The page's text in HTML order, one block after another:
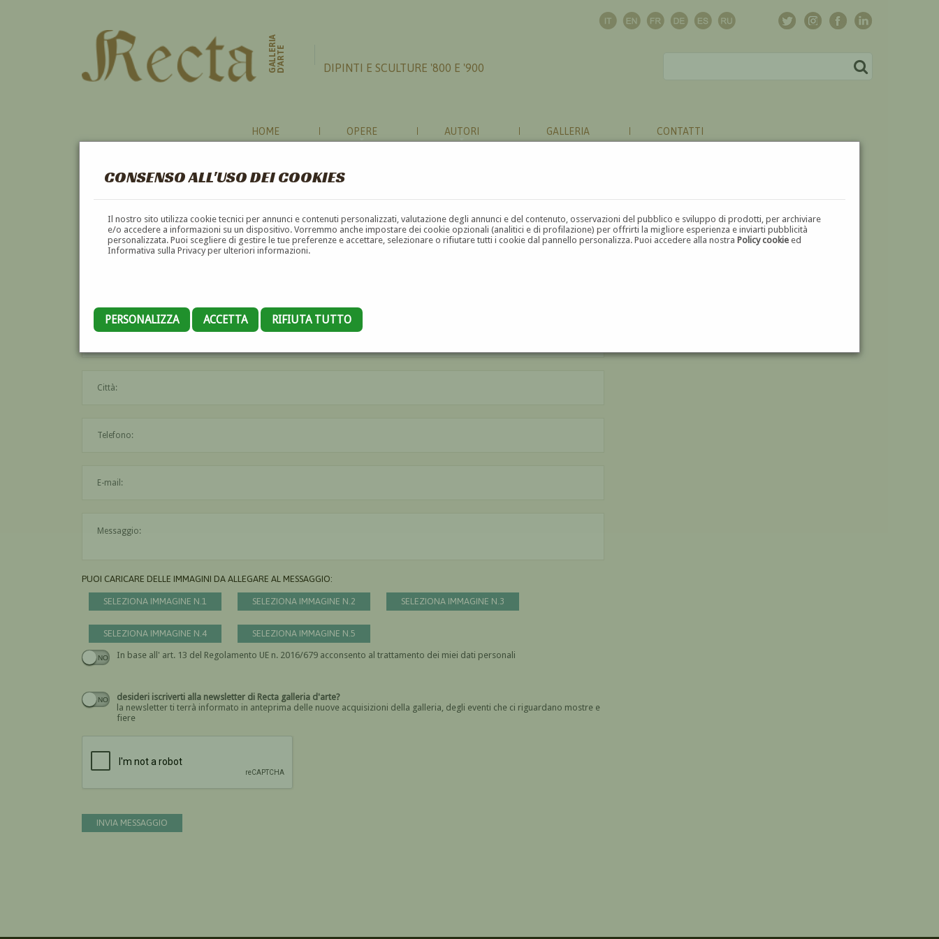
CONSENSO ALL'USO DEI COOKIES
Il nostro sito utilizza cookie tecnici per annunci e contenuti personalizzati, valutazione degli annunci e del contenuto, osservazioni del pubblico e sviluppo di prodotti, per archiviare
e/o accedere a informazioni su un dispositivo. Vorremmo anche impostare dei cookie opzionali (analitici e di profilazione) per offrirti la migliore esperienza e inviarti pubblicità
personalizzata. Puoi scegliere di gestire le tue preferenze e accettare, selezionare o rifiutare tutti i cookie dal pannello personalizza. Puoi accedere alla nostraPolicy cookie ed
Informativa sulla Privacy per ulteriori informazioni.
PERSONALIZZA ACCETTA RIFIUTA TUTTO
GALLERIAD'ARTE DIPINTI E SCULTURE '800 E '900
HOME OPERE AUTORI GALLERIA CONTATTI
HAI CERCATO INFORMAZIONI RIGUARDO A 'GUSTAVE EUGENE
CASTAN'
VUOIVENDERE UN'OPERA DIGUSTAVE EUGENE CASTAN?
PUOI CARICARE DELLE IMMAGINI DA ALLEGARE AL MESSAGGIO:
SELEZIONA IMMAGINE N.1 SELEZIONA IMMAGINE N.2 SELEZIONA IMMAGINE N.3
SELEZIONA IMMAGINE N.4 SELEZIONA IMMAGINE N.5
In base all' art. 13 del Regolamento UE n. 2016/679 acconsento al trattamento dei miei dati personali
desideri iscriverti alla newsletter di Recta galleria d'arte?
la newsletter ti terrà informato in anteprima delle nuove acquisizioni della galleria, degli eventi che ci riguardano mostre e
fiere
INVIA MESSAGGIO